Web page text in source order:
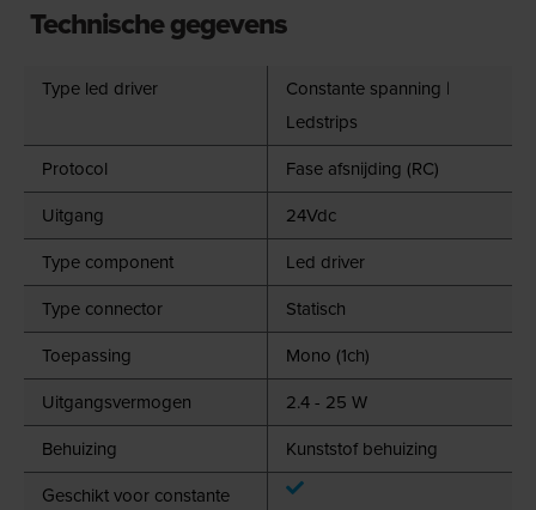
Technische gegevens
Type led driver
Constante spanning |
Ledstrips
Protocol
Fase afsnijding (RC)
Uitgang
24Vdc
Type component
Led driver
Type connector
Statisch
Toepassing
Mono (1ch)
Uitgangsvermogen
2.4 - 25 W
Behuizing
Kunststof behuizing
Geschikt voor constante